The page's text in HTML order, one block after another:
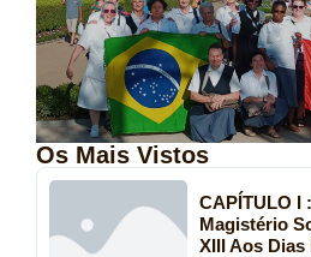
Os Mais Vistos
CAPÍTULO I
Magistério
XIII Aos Dias